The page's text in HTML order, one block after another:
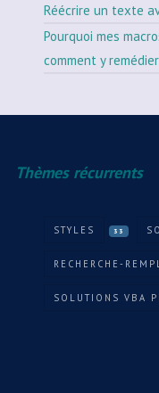
Réécrire un texte
Pourquoi mes
comment y
Thèmes récurrents
STYLES 33
RECHERCHE-
SOLUTIONS VBA